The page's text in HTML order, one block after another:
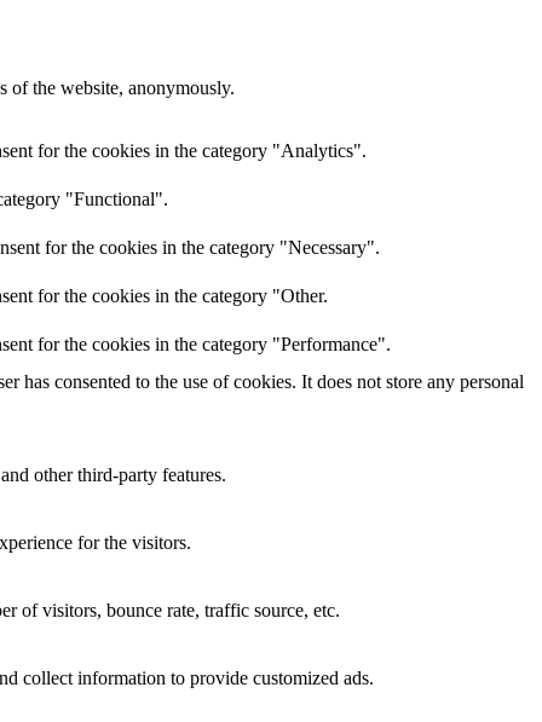
of the website, anonymously.
for the cookies in the category "Analytics".
"Functional".
for the cookies in the category "Necessary".
for the cookies in the category "Other.
for the cookies in the category "Performance".
has consented to the use of cookies. It does not store any personal
other third-party features.
for the visitors.
of visitors, bounce rate, traffic source, etc.
collect information to provide customized ads.